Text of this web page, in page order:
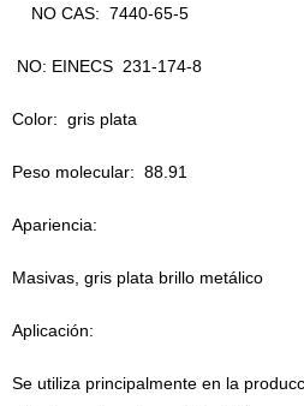
NO CAS: 7440-65-5
NO: EINECS 231-174-8
Color: gris plata
Peso molecular: 88.91
Apariencia:
Masivas, gris plata brillo metálico
Aplicación:
Se utiliza principalmente en la